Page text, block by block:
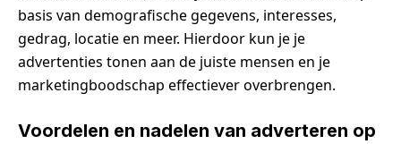
basis van demografische gegevens, interesses,
gedrag, locatie en meer. Hierdoor kun je je
advertenties tonen aan de juiste mensen en je
marketingboodschap effectiever overbrengen.
Voordelen en nadelen van adverteren op